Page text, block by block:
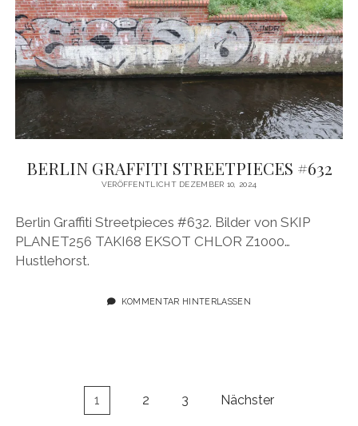
BERLIN GRAFFITI STREETPIECES #632
VERÖFFENTLICHT DEZEMBER 10, 2024
Berlin Graffiti Streetpieces #632. Bilder von SKIP
PLANET256 TAKI68 EKSOT CHLOR Z1000…
Hustlehorst.
KOMMENTAR HINTERLASSEN
Seitennummerierung
1 2 3 Nächster